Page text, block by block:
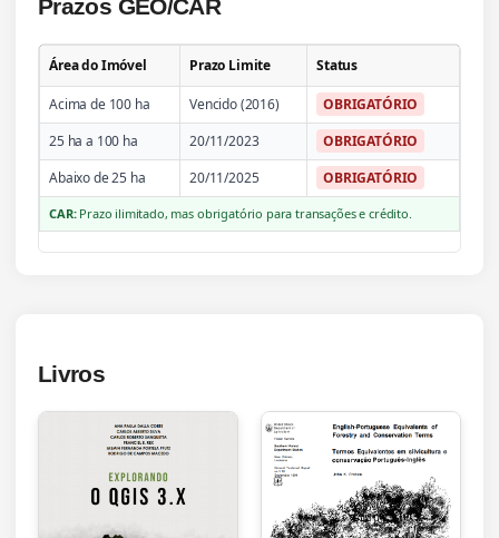
Prazos GEO/CAR
Área do Imóvel Prazo Limite Status
Acima de 100 ha Vencido (2016)
OBRIGATÓRIO
25 ha a 100 ha
20/11/2023
OBRIGATÓRIO
Abaixo de 25 ha
20/11/2025 OBRIGATÓRIO
CAR:Prazo ilimitado, mas obrigatório para transações e crédito.
Livros